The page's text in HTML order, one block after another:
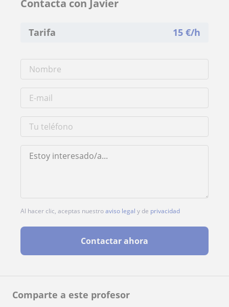
Comparte a este profesor
Contacta con Javier
Tarifa 15 €/h
Al hacer clic, aceptas nuestroaviso legal y de privacidad
Contactar ahora